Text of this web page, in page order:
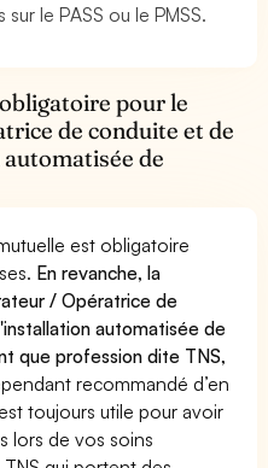
le PASS ou le PMSS.
pour le
de conduite et de
de
est obligatoire
En revanche, la
/ Opératrice de
automatisée de
que profession dite TNS,
recommandé d’en
toujours utile pour avoir
lors de vos soins